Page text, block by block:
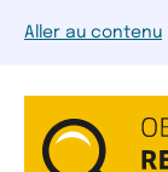
Aller au contenu